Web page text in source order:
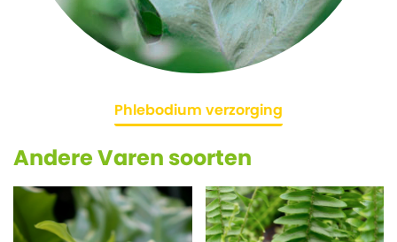
Phlebodium verzorging
Andere Varen soorten